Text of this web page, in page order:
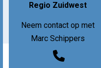
Regio Zuidwest
Neem contact op met
Marc Schippers